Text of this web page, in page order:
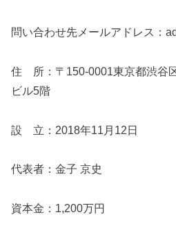
問い合わせ先メールアドレス：
住 所：〒150-0001東京都渋谷
ビル5階
設 立：2018年11月12日
代表者：金子 京史
資本金：1,200万円